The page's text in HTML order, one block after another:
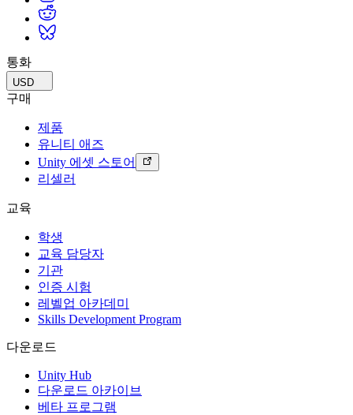
모바일 사용자를 검색하고 Acquire
매장 및 D2C 전반에 걸쳐 IAP 관리하세요.
수익화
Unity로 광고하세요
활용 부문
모바일 게임
Unity로 모바일 히트작을 제작하고 성장시키세요.
인디 게임
소규모 팀으로 대작 게임을 출시하세요.
XR 게임
여러 플랫폼에서 XR 게임을 출시하세요.
멀티플레이어 게임
멀티플레이어 게임 개발을 간소화하세요.
모든 산업 보기
전문가 팁
데모
데모, 샘플 및 빌딩 블록
모든 리소스
새로운 기능
블로그
업데이트, 정보, 기술 팁
뉴스
커리어 시작하기
교육 효율 극대화
교육 라이선스
자격증
Unity 숙련도를 입증하세요
통화
USD
구매
제품
유니티 애즈
Unity 에셋 스토어
리셀러
교육
학생
교육 담당자
기관
인증 시험
레벨업 아카데미
Skills Development Program
다운로드
Unity Hub
다운로드 아카이브
베타 프로그램